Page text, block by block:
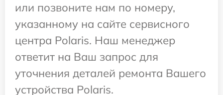
или позвоните нам по номеру,
указанному на сайте сервисного
центра Polaris. Наш менеджер
ответит на Ваш запрос для
уточнения деталей ремонта Вашего
устройства Polaris.